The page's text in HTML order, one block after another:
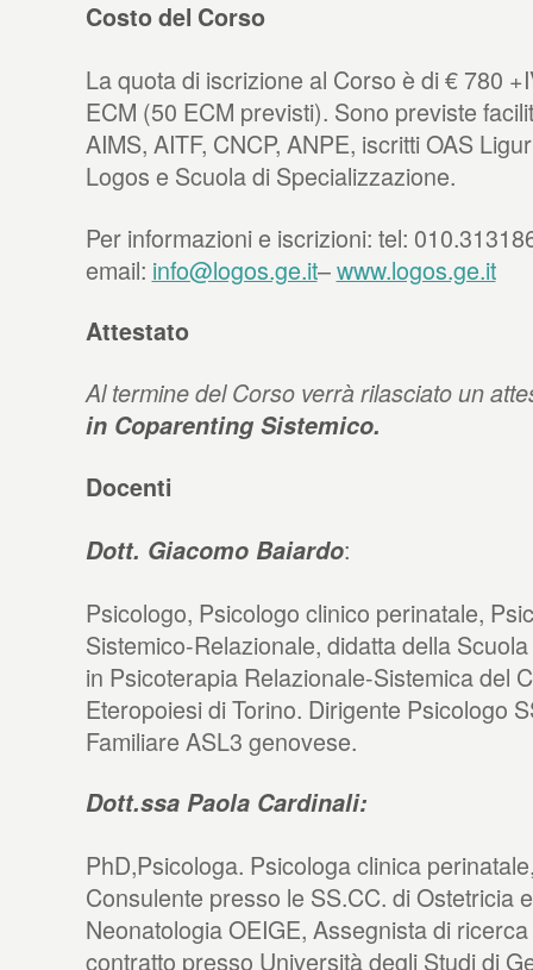
Costo del Corso
La quota di iscrizione al Corso è di € 780
ECM (50 ECM previsti). Sono previste
AIMS, AITF, CNCP, ANPE, iscritti OAS
Logos e Scuola di Specializzazione.
Per informazioni e iscrizioni: tel:
email: info@logos.ge.it–www.logos.ge.it
Attestato
Al termine del Corso verrà rilasciato un
in Coparenting Sistemico.
Docenti
Dott. Giacomo Baiardo:
Psicologo, Psicologo clinico perinatale,
Sistemico-Relazionale, didatta della
in Psicoterapia Relazionale-Sistemica del
Eteropoiesi di Torino. Dirigente Psicologo
Familiare ASL3 genovese.
Dott.ssa Paola Cardinali:
PhD,Psicologa. Psicologa clinica
Consulente presso le SS.CC. di Ostetricia
Neonatologia OEIGE, Assegnista di
contratto presso Università degli Studi di